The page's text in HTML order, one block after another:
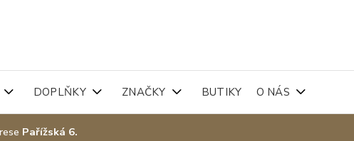
DOPLŇKY ZNAČKY BUTIKY O NÁS
Pařížská 6.